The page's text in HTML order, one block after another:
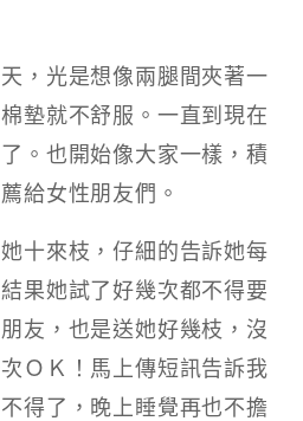
，光是想像兩腿間夾著一
墊就不舒服。一直到現在
。也開始像大家一樣，積
給女性朋友們。
十來枝，仔細的告訴她每
果她試了好幾次都不得要
友，也是送她好幾枝，沒
ＯＫ！馬上傳短訊告訴我
得了，晚上睡覺再也不擔